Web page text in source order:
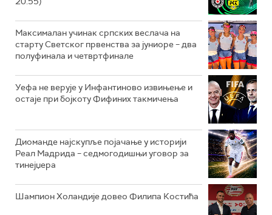
Максималан учинак српских веслача на
старту Светског првенства за јуниоре – два
полуфинала и четвртфинале
Уефа не верује у Инфантиново извињење и
остаје при бојкоту Фифиних такмичења
Диоманде најскупље појачање у историји
Реал Мадрида – седмогодишњи уговор за
тинејџера
Шампион Холандије довео Филипа Костића